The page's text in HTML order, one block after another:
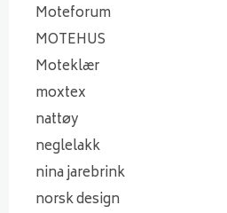
Moteforum
MOTEHUS
Moteklær
moxtex
nattøy
neglelakk
nina jarebrink
norsk design